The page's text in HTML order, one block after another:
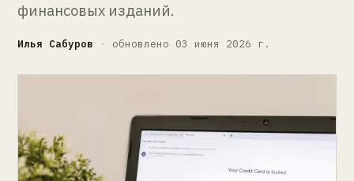
финансовых изданий.
Илья Сабуров · обновлено 03 июня 2026 г.